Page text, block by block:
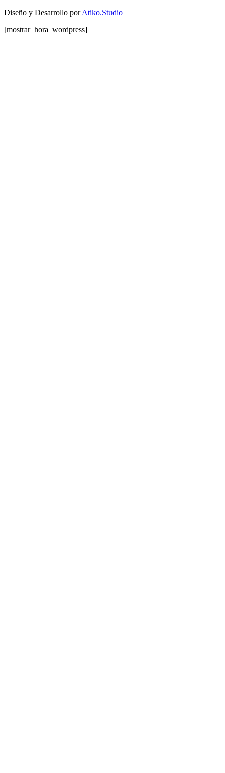
Diseño y Desarrollo porAtiko.Studio
[mostrar_hora_wordpress]